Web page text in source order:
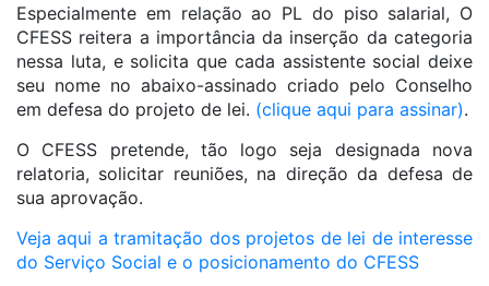
Especialmente em relação ao PL do piso salarial, O
CFESS reitera a importância da inserção da categoria
nessa luta, e solicita que cada assistente social deixe
seu nome no abaixo-assinado criado pelo Conselho
em defesa do projeto de lei. (clique aqui para assinar).
O CFESS pretende, tão logo seja designada nova
relatoria, solicitar reuniões, na direção da defesa de
sua aprovação.
Veja aqui a tramitação dos projetos de lei de interesse
do Serviço Social e o posicionamento do CFESS